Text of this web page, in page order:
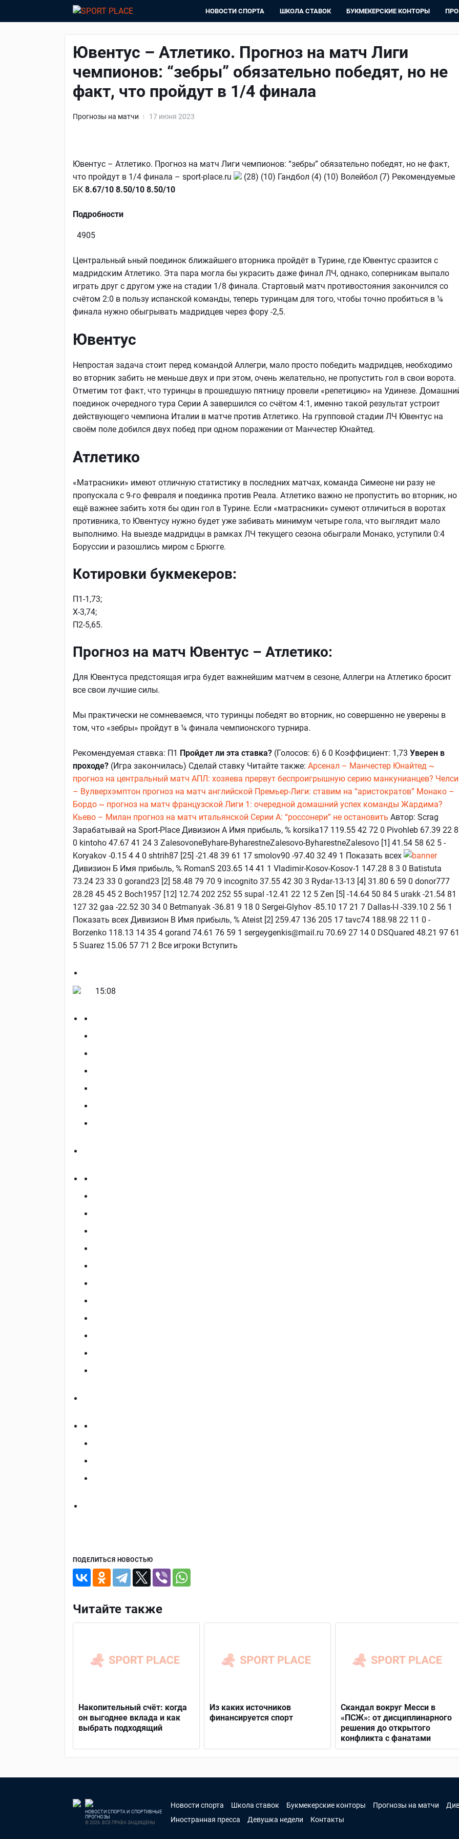
НОВОСТИ СПОРТА ШКОЛА СТАВОК БУКМЕКЕРСКИЕ КОНТОРЫ
Ювентус – Атлетико. Прогноз на матч Лиги
чемпионов: “зебры” обязательно победят, но не
факт, что пройдут в 1/4 финала
Прогнозы на матчи 17 июня 2023
Ювентус – Атлетико. Прогноз на матч Лиги чемпионов: “зебры” обязательно победят, но не факт,
что пройдут в 1/4 финала – sport-place.ru
(28) (10) Гандбол (4) (10) Волейбол (7) Рекомендуемые
БК 8.67/10 8.50/10 8.50/10
Подробности
4905
Центральный ьный поединок ближайшего вторника пройдёт в Турине, где Ювентус сразится с
мадридским Атлетико. Эта пара могла бы украсить даже финал ЛЧ, однако, соперникам выпало
играть друг с другом уже на стадии 1/8 финала. Стартовый матч противостояния закончился со
счётом 2:0 в пользу испанской команды, теперь туринцам для того, чтобы точно пробиться в ¼
финала нужно обыгрывать мадридцев через фору -2,5.
Ювентус
Непростая задача стоит перед командой Аллегри, мало просто победить мадридцев, необходимо
во вторник забить не меньше двух и при этом, очень желательно, не пропустить гол в свои ворота.
Отметим тот факт, что туринцы в прошедшую пятницу провели «репетицию» на Удинезе.
поединок очередного тура Серии А завершился со счётом 4:1, именно такой результат устроит
действующего чемпиона Италии в матче против Атлетико. На групповой стадии ЛЧ Ювентус на
своём поле добился двух побед при одном поражении от Манчестер Юнайтед.
Атлетико
«Матрасники» имеют отличную статистику в последних матчах, команда Симеоне ни разу не
пропускала с 9-го февраля и поединка против Реала. Атлетико важно не пропустить во вторник, но
ещё важнее забить хотя бы один гол в Турине. Если «матрасники» сумеют отличиться в воротах
противника, то Ювентусу нужно будет уже забивать минимум четыре гола, что выглядит мало
выполнимо. На выезде мадридцы в рамках ЛЧ текущего сезона обыграли Монако, уступили 0:4
Боруссии и разошлись миром с Брюгге.
Котировки букмекеров:
П1-1,73;
Х-3,74;
П2-5,65.
Прогноз на матч Ювентус – Атлетико:
Для Ювентуса предстоящая игра будет важнейшим матчем в сезоне, Аллегри на Атлетико бросит
все свои лучшие силы.
Мы практически не сомневаемся, что туринцы победят во вторник, но совершенно не уверены в
том, что «зебры» пройдут в ¼ финала чемпионского турнира.
Рекомендуемая ставка: П1 Пройдет ли эта ставка? (Голосов: 6) 6 0 Коэффициент: 1,73 Уверен в
проходе? (Игра закончилась) Сделай ставку Читайте также: Арсенал – Манчестер Юнайтед ~
прогноз на центральный матч АПЛ: хозяева прервут беспроигрышную серию манкунианцев? Челси
– Вулверхэмптон прогноз на матч английской Премьер-Лиги: ставим на “аристократов” Монако –
Бордо ~ прогноз на матч французской Лиги 1: очередной домашний успех команды Жардима?
Кьево – Милан прогноз на матч итальянской Серии А: “россонери” не остановить Автор: Scrag
Зарабатывай на Sport-Place Дивизион А Имя прибыль, % korsika17 119.55 42 72 0 Pivohleb 67.39 22 8
0 kintoho 47.67 41 24 3 ZalesovoneByhare-ByharestneZalesovo-ByharestneZalesovo [1] 41.54 58 62 5 -
Koryakov -0.15 4 4 0 shtrih87 [25] -21.48 39 61 17 smolov90 -97.40 32 49 1 Показать всех
Дивизион Б Имя прибыль, % RomanS 203.65 14 41 1 Vladimir-Kosov-Kosov-1 147.28 8 3 0 Batistuta
73.24 23 33 0 gorand23 [2] 58.48 79 70 9 incognito 37.55 42 30 3 Rydar-13-13 [4] 31.80 6 59 0 donor777
28.28 45 45 2 Boch1957 [12] 12.74 202 252 55 supal -12.41 22 12 5 Zen [5] -14.64 50 84 5 urakk -21.54 81
127 32 gaa -22.52 30 34 0 Betmanyak -36.81 9 18 0 Sergei-Glyhov -85.10 17 21 7 Dallas-I-I -339.10 2 56 1
Показать всех Дивизион В Имя прибыль, % Ateist [2] 259.47 136 205 17 tavc74 188.98 22 11 0 -
Borzenko 118.13 14 35 4 gorand 74.61 76 59 1 sergeygenkis@mail.ru 70.69 27 14 0 DSQuared 48.21 97 61
5 Suarez 15.06 57 71 2 Все игроки Вступить
15:08
ПОДЕЛИТЬСЯ НОВОСТЬЮ
Читайте также
Накопительный счёт: когда
он выгоднее вклада и как
выбрать подходящий
Из каких источников
финансируется спорт
Скандал вокруг Месси в
«ПСЖ»: от дисциплинарного
решения до открытого
конфликта с фанатами
НОВОСТИ СПОРТА И СПОРТИВНЫЕ
ПРОГНОЗЫ
© 2026. ВСЕ ПРАВА ЗАЩИЩЕНЫ
Новости спорта Школа ставок Букмекерские конторы Прогнозы на матчи
Иностранная пресса
Девушка недели Контакты